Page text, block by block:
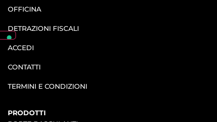
OFFICINA
DETRAZIONI FISCALI
ACCEDI
CONTATTI
TERMINI E CONDIZIONI
PRODOTTI